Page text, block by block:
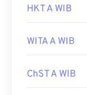
HKT A WIB
WITA A WIB
ChST A WIB